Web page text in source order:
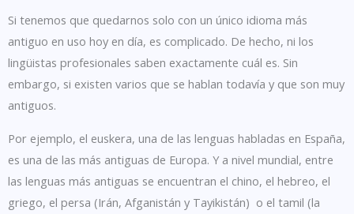
Si tenemos que quedarnos solo con un único idioma más
antiguo en uso hoy en día, es complicado. De hecho, ni los
lingüistas profesionales saben exactamente cuál es. Sin
embargo, si existen varios que se hablan todavía y que son muy
antiguos.
Por ejemplo, el euskera, una de las lenguas habladas en España,
es una de las más antiguas de Europa. Y a nivel mundial, entre
las lenguas más antiguas se encuentran el chino, el hebreo, el
griego, el persa (Irán, Afganistán y Tayikistán) o el tamil (la